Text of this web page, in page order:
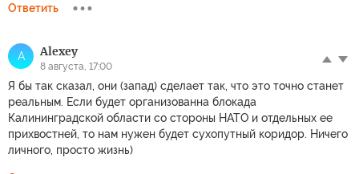
Ответить
A Alexey
8 августа, 17:00
Я бы так сказал, они (запад) сделает так, что это точно станет
реальным. Если будет организованна блокада
Калининградской области со стороны НАТО и отдельных ее
прихвостней, то нам нужен будет сухопутный коридор. Ничего
личного, просто жизнь)